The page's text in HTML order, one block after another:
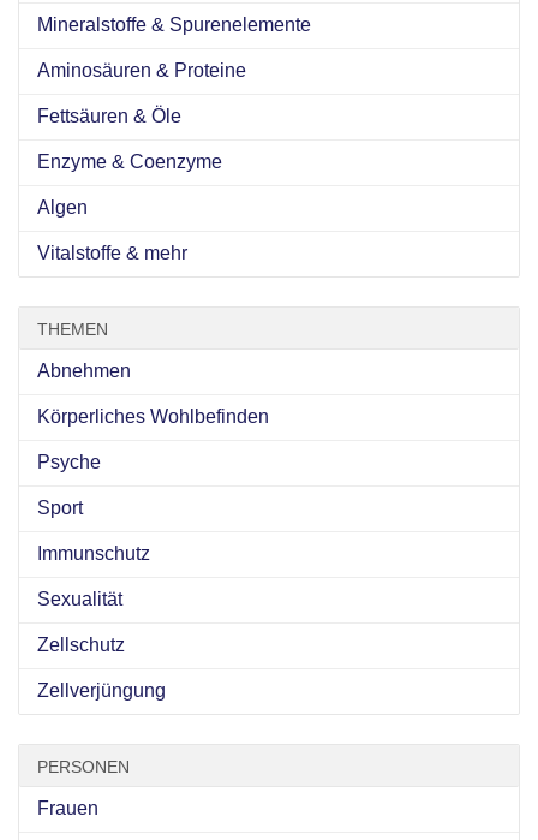
Mineralstoffe & Spurenelemente
Aminosäuren & Proteine
Fettsäuren & Öle
Enzyme & Coenzyme
Algen
Vitalstoffe & mehr
THEMEN
Abnehmen
Körperliches Wohlbefinden
Psyche
Sport
Immunschutz
Sexualität
Zellschutz
Zellverjüngung
PERSONEN
Frauen